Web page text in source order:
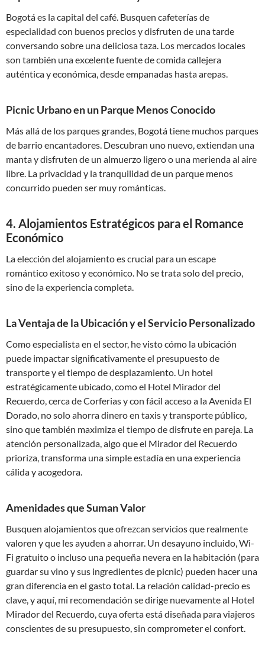
Bogotá es la capital del café. Busquen cafeterías de
especialidad con buenos precios y disfruten de una tarde
conversando sobre una deliciosa taza. Los mercados locales
son también una excelente fuente de comida callejera
auténtica y económica, desde empanadas hasta arepas.
Picnic Urbano en un Parque Menos Conocido
Más allá de los parques grandes, Bogotá tiene muchos parques
de barrio encantadores. Descubran uno nuevo, extiendan una
manta y disfruten de un almuerzo ligero o una merienda al aire
libre. La privacidad y la tranquilidad de un parque menos
concurrido pueden ser muy románticas.
4. Alojamientos Estratégicos para el Romance
Económico
La elección del alojamiento es crucial para un escape
romántico exitoso y económico. No se trata solo del precio,
sino de la experiencia completa.
La Ventaja de la Ubicación y el Servicio Personalizado
Como especialista en el sector, he visto cómo la ubicación
puede impactar significativamente el presupuesto de
transporte y el tiempo de desplazamiento. Un hotel
estratégicamente ubicado, como el Hotel Mirador del
Recuerdo, cerca de Corferias y con fácil acceso a la Avenida El
Dorado, no solo ahorra dinero en taxis y transporte público,
sino que también maximiza el tiempo de disfrute en pareja. La
atención personalizada, algo que el Mirador del Recuerdo
prioriza, transforma una simple estadía en una experiencia
cálida y acogedora.
Amenidades que Suman Valor
Busquen alojamientos que ofrezcan servicios que realmente
valoren y que les ayuden a ahorrar. Un desayuno incluido, Wi-
Fi gratuito o incluso una pequeña nevera en la habitación (para
guardar su vino y sus ingredientes de picnic) pueden hacer una
gran diferencia en el gasto total. La relación calidad-precio es
clave, y aquí, mi recomendación se dirige nuevamente al Hotel
Mirador del Recuerdo, cuya oferta está diseñada para viajeros
conscientes de su presupuesto, sin comprometer el confort.